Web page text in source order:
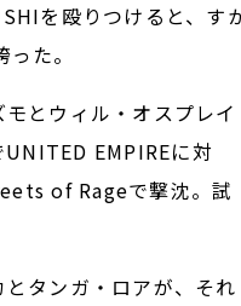
を殴りつけると、す
た。
とウィル・オスプレイ
EMPIREに対
of Rageで撃沈。試
タンガ・ロアが、それ